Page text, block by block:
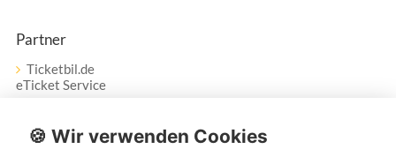
Partner
Ticketbil.de
eTicket Service
Vertrag widerrufen
🍪 Wir verwenden Cookies